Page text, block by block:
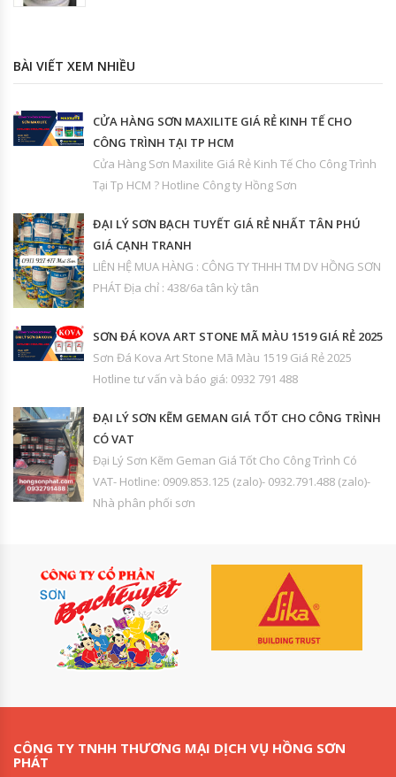
BÀI VIẾT XEM NHIỀU
CỬA HÀNG SƠN MAXILITE GIÁ RẺ KINH TẾ CHO
CÔNG TRÌNH TẠI TP HCM
Cửa Hàng Sơn Maxilite Giá Rẻ Kinh Tế Cho Công Trình
Tại Tp HCM ? Hotline Công ty Hồng Sơn
ĐẠI LÝ SƠN BẠCH TUYẾT GIÁ RẺ NHẤT TÂN PHÚ
GIÁ CẠNH TRANH
LIÊN HỆ MUA HÀNG : CÔNG TY THHH TM DV HỒNG SƠN
PHÁT Địa chỉ : 438/6a tân kỳ tân
SƠN ĐÁ KOVA ART STONE MÃ MÀU 1519 GIÁ RẺ 2025
Sơn Đá Kova Art Stone Mã Màu 1519 Giá Rẻ 2025
Hotline tư vấn và báo giá: 0932 791 488
ĐẠI LÝ SƠN KẼM GEMAN GIÁ TỐT CHO CÔNG TRÌNH
CÓ VAT
Đại Lý Sơn Kẽm Geman Giá Tốt Cho Công Trình Có
VAT- Hotline: 0909.853.125 (zalo)- 0932.791.488 (zalo)-
Nhà phân phối sơn
CÔNG TY TNHH THƯƠNG MẠI DỊCH VỤ HỒNG SƠN
PHÁT